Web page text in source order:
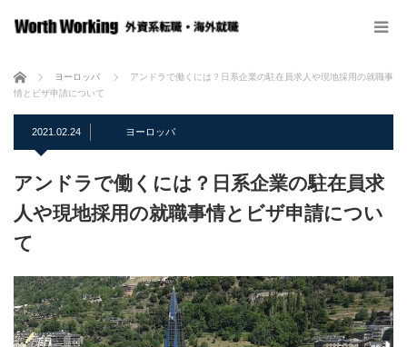
ホーム ヨーロッパ
アンドラで働くには？日系企業の駐在員求人や現地採用の就職事
情とビザ申請について
2021.02.24 ヨーロッパ
アンドラで働くには？日系企業の駐在員求
人や現地採用の就職事情とビザ申請につい
て